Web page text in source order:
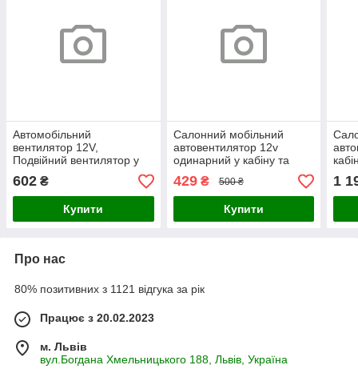
Автомобільний
вентилятор 12V,
Подвійний вентилятор у
салон автомобіля, Тихий
компактний для водія та
пасажирів з довгим
602 ₴
Купити
Салонний мобільний
автовентилятор 12v
одинарний у кабіну та
чорний з направленим
потоком для літа в авто
429₴ 500 ₴
Купити
1
Про нас
80% позитивних з 1121 відгука за рік
Працює з 20.02.2023
м. Львів
вул.Богдана Хмельницького 188, Львів, Україна